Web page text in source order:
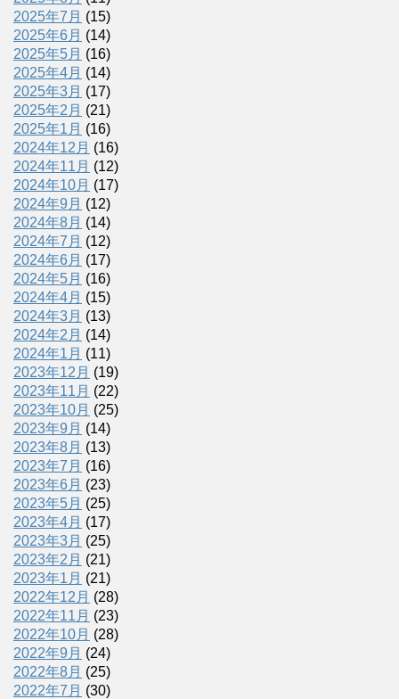
2025年7月 (15)
2025年6月 (14)
2025年5月 (16)
2025年4月 (14)
2025年3月 (17)
2025年2月 (21)
2025年1月 (16)
2024年12月 (16)
2024年11月 (12)
2024年10月 (17)
2024年9月 (12)
2024年8月 (14)
2024年7月 (12)
2024年6月 (17)
2024年5月 (16)
2024年4月 (15)
2024年3月 (13)
2024年2月 (14)
2024年1月 (11)
2023年12月 (19)
2023年11月 (22)
2023年10月 (25)
2023年9月 (14)
2023年8月 (13)
2023年7月 (16)
2023年6月 (23)
2023年5月 (25)
2023年4月 (17)
2023年3月 (25)
2023年2月 (21)
2023年1月 (21)
2022年12月 (28)
2022年11月 (23)
2022年10月 (28)
2022年9月 (24)
2022年8月 (25)
2022年7月 (30)